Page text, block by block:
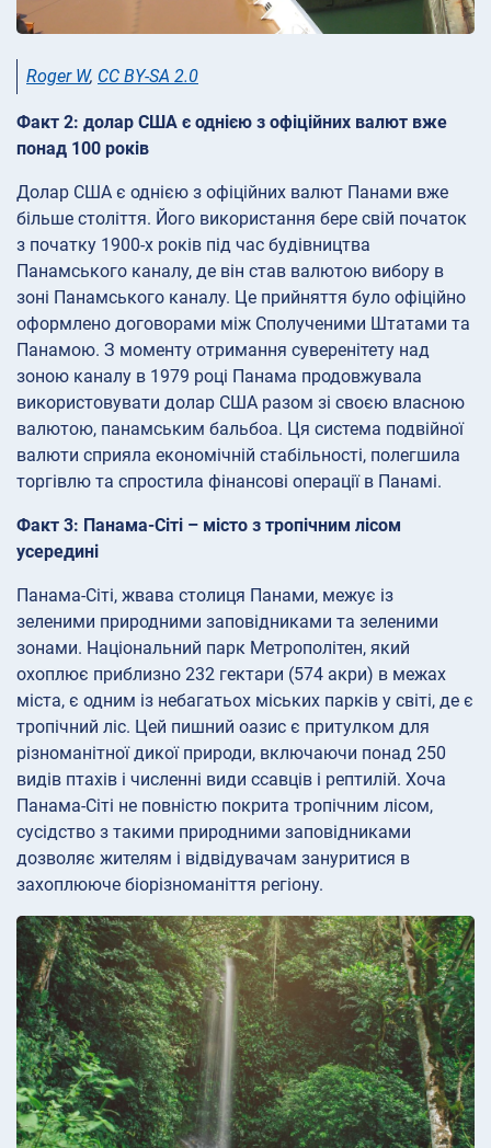
Roger W, CC BY-SA 2.0
Факт 2: долар США є однією з офіційних валют вже
понад 100 років
Долар США є однією з офіційних валют Панами вже
більше століття. Його використання бере свій початок
з початку 1900-х років під час будівництва
Панамського каналу, де він став валютою вибору в
зоні Панамського каналу. Це прийняття було офіційно
оформлено договорами між Сполученими Штатами та
Панамою. З моменту отримання суверенітету над
зоною каналу в 1979 році Панама продовжувала
використовувати долар США разом зі своєю власною
валютою, панамським бальбоа. Ця система подвійної
валюти сприяла економічній стабільності, полегшила
торгівлю та спростила фінансові операції в Панамі.
Факт 3: Панама-Сіті – місто з тропічним лісом
усередині
Панама-Сіті, жвава столиця Панами, межує із
зеленими природними заповідниками та зеленими
зонами. Національний парк Метрополітен, який
охоплює приблизно 232 гектари (574 акри) в межах
міста, є одним із небагатьох міських парків у світі, де є
тропічний ліс. Цей пишний оазис є притулком для
різноманітної дикої природи, включаючи понад 250
видів птахів і численні види ссавців і рептилій. Хоча
Панама-Сіті не повністю покрита тропічним лісом,
сусідство з такими природними заповідниками
дозволяє жителям і відвідувачам зануритися в
захоплююче біорізноманіття регіону.